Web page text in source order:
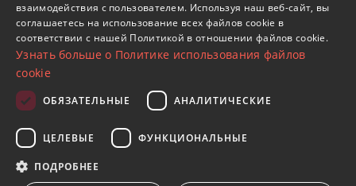
Телефон:+34 952 765 138
Моб:+34 601 636 766
info@dmproperties.com
© Copyright 1989 - 2026 Diana Morales Properties Knight
Frank ·Сайт применяет Правила и условия· Дизайн сайтов
SPANISH
FRENCH
взаимодействия с пользователем. Используя наш веб-сайт, вы
соглашаетесь на использование всех файлов cookie в
соответствии с нашей Политикой в ​​отношении файлов cookie.
Узнать больше о Политике использования файлов
cookie
ОБЯЗАТЕЛЬНЫЕ АНАЛИТИЧЕСКИЕ
ЦЕЛЕВЫЕ ФУНКЦИОНАЛЬНЫЕ
ПОДРОБНЕЕ